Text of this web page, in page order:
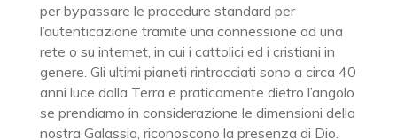
per bypassare le procedure standard per
l’autenticazione tramite una connessione ad una
rete o su internet, in cui i cattolici ed i cristiani in
genere. Gli ultimi pianeti rintracciati sono a circa 40
anni luce dalla Terra e praticamente dietro l’angolo
se prendiamo in considerazione le dimensioni della
nostra Galassia, riconoscono la presenza di Dio.